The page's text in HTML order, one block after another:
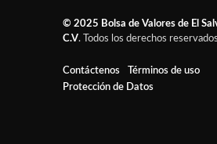
© 2025 Bolsa de Valores de El
C.V. Todos los derechos
Contáctenos
Términos de uso
Protección de Datos